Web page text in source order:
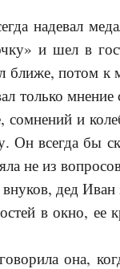
надевал
и шел в
потом к
только
сомнений и
Он всегда бы
не из
дед Иван
в окно, ее
она,